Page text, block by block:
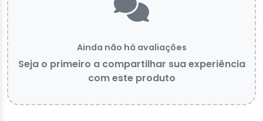
Ainda não há avaliações
Seja o primeiro a compartilhar sua experiência
com este produto